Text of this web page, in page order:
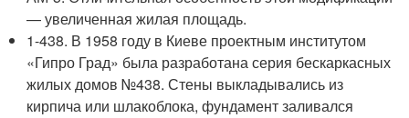
— увеличенная жилая площадь.
1-438. В 1958 году в Киеве проектным институтом
«Гипро Град» была разработана серия бескаркасных
жилых домов №438. Стены выкладывались из
кирпича или шлакоблока, фундамент заливался